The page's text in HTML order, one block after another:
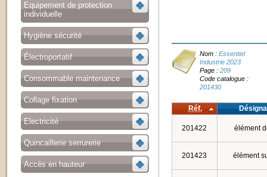
Equipement de protection
individuelle
Hygiène sécurité
Électroportatif
Consommable maintenance
Collage fixation
Electricité
Quincaillerie serrurerie
Accès en hauteur
Nom :Essentiel
Industrie 2023
Page :209
Code catalogue :
201430
Réf.
201422 élément
201423 élément